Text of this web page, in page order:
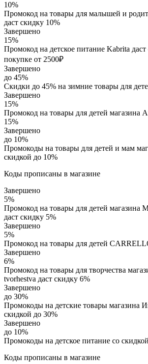
10%
Промокод на товары для малышей и
даст скидку 10%
Завершено
15%
Промокод на детское питание Kabrita
покупке от 2500₽
Завершено
до 45%
Скидки до 45% на зимние товары для
Завершено
15%
Промокод на товары для детей магазина
15%
Завершено
до 10%
Промокоды на товары для детей и мам
скидкой до 10%
Коды прописаны в магазине
Завершено
5%
Промокод на товары для детей
даст скидку 5%
Завершено
5%
Промокод на товары для детей
Завершено
6%
Промокод на товары для творчества
tvorhestva даст скидку 6%
Завершено
до 30%
Промокоды на детские товары магазина
скидкой до 30%
Завершено
до 10%
Промокоды на детское питание со
Коды прописаны в магазине